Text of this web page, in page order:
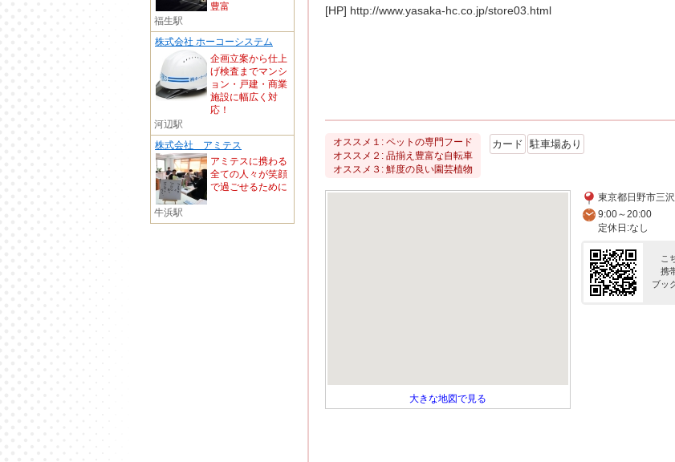
豊富
福生駅
株式会社 ホーコーシステム
企画立案から仕上
げ検査までマンシ
ョン・戸建・商業
施設に幅広く対
応！
河辺駅
株式会社 アミテス
アミテスに携わる
全ての人々が笑顔
で過ごせるために
牛浜駅
[HP] http://www.yasaka-hc.co.jp/store03.html
オススメ１: ペットの専門フード
オススメ２: 品揃え豊富な自転車
オススメ３: 鮮度の良い園芸植物
カード 駐車場あり
大きな地図で見る
東京都日野市三
9:00～20:00
定休日:なし
こ
携
ブッ